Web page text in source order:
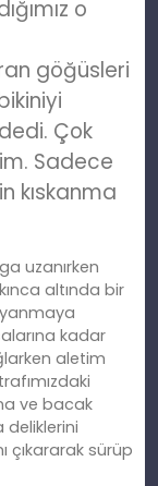
o
göğüsleri
Çok
Sadece
kıskanma
uzanırken
altında bir
kadar
aletim
ve bacak
çıkararak sürüp